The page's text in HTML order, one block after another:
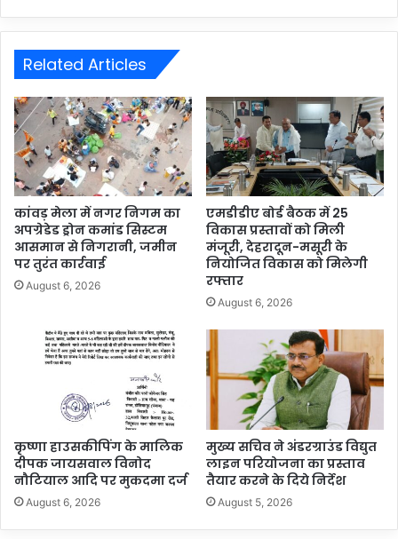
Related Articles
कांवड़ मेला में नगर निगम का
अपग्रेडेड ड्रोन कमांड सिस्टम
आसमान से निगरानी, जमीन
पर तुरंत कार्रवाई
August 6, 2026
एमडीडीए बोर्ड बैठक में 25
विकास प्रस्तावों को मिली
मंजूरी, देहरादून-मसूरी के
नियोजित विकास को मिलेगी
रफ्तार
August 6, 2026
कृष्णा हाउसकीपिंग के मालिक
दीपक जायसवाल विनोद
नौटियाल आदि पर मुकदमा दर्ज
August 6, 2026
मुख्य सचिव ने अंडरग्राउंड विद्युत
लाइन परियोजना का प्रस्ताव
तैयार करने के दिये निर्देश
August 5, 2026